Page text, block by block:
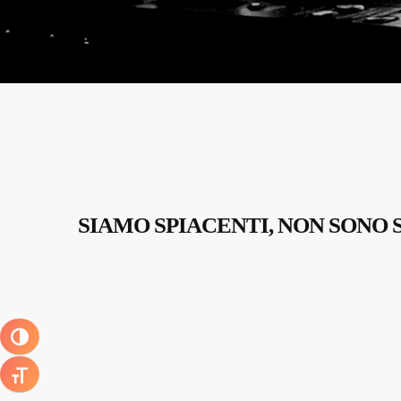
ATTIVA/DISATTIVA ALTO CONTRASTO
ATTIVA/DISATTIVA DIMENSIONE TESTO
SIAMO SPIACENTI, NON SONO